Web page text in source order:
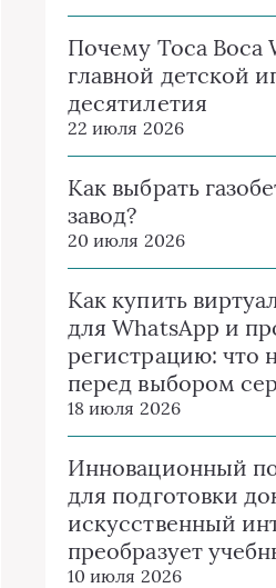
Почему Toca Boca
главной детской
десятилетия
22 июля 2026
Как выбрать
завод?
20 июля 2026
Как купить
для WhatsApp и
регистрацию: что
перед выбором
18 июля 2026
Инновационный
для подготовки
искусственный
преобразует
10 июля 2026